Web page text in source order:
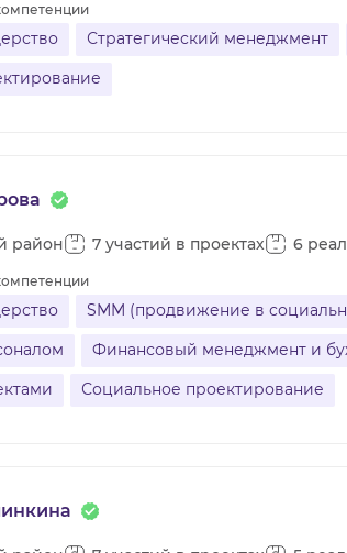
Стратегический менеджмент
район 7 участий в проектах 6
SMM (продвижение в
Финансовый менеджмент и
Социальное проектирование